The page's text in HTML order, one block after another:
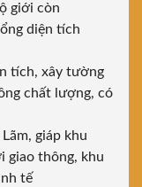
giới còn
diện tích
tích, xây tường
chất lượng, có
giáp khu
giao thông, khu
tế